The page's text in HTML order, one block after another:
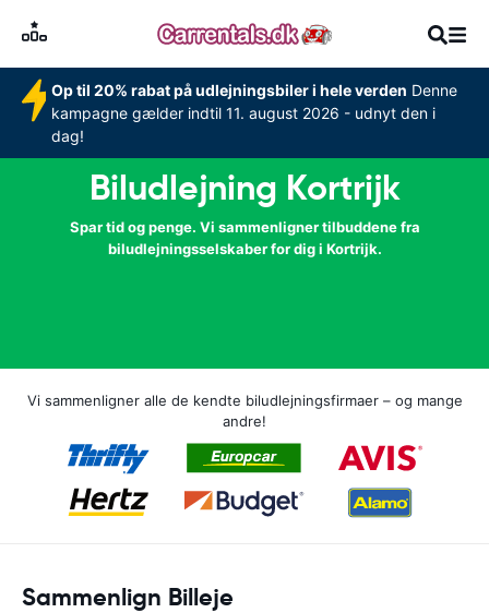
Op til 20% rabat på udlejningsbiler i hele verden Denne
kampagne gælder indtil 11. august 2026 - udnyt den i
dag!
Biludlejning Kortrijk
Spar tid og penge. Vi sammenligner tilbuddene fra
biludlejningsselskaber for dig i Kortrijk.
Vi sammenligner alle de kendte biludlejningsfirmaer – og mange
andre!
Sammenlign Billeje